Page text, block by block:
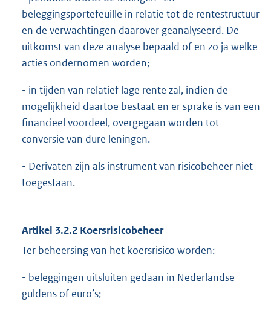
beleggingsportefeuille in relatie tot de rentestructuur
en de verwachtingen daarover geanalyseerd. De
uitkomst van deze analyse bepaald of en zo ja welke
acties ondernomen worden;
- in tijden van relatief lage rente zal, indien de
mogelijkheid daartoe bestaat en er sprake is van een
financieel voordeel, overgegaan worden tot
conversie van dure leningen.
- Derivaten zijn als instrument van risicobeheer niet
toegestaan.
Artikel 3.2.2 Koersrisicobeheer
Ter beheersing van het koersrisico worden:
- beleggingen uitsluiten gedaan in Nederlandse
guldens of euro’s;